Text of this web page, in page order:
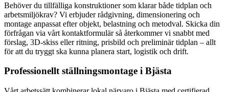
Behöver du tillfälliga konstruktioner som klarar både tidplan och
arbetsmiljökrav? Vi erbjuder rådgivning, dimensionering och
montage anpassat efter objekt, belastning och metodval. Skicka din
förfrågan via vårt kontaktformulär så återkommer vi snabbt med
förslag, 3D-skiss eller ritning, prisbild och preliminär tidplan – allt
för att du tryggt ska kunna planera start, logistik och drift.
Professionellt ställningsmontage i Bjästa